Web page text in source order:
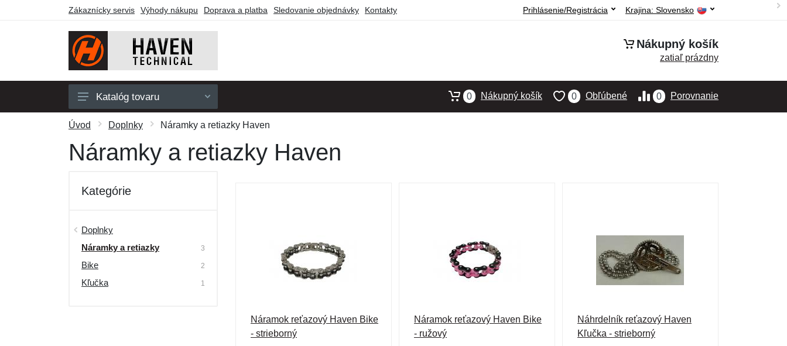
Zákaznícky servis Výhody nákupu Doprava a platba Sledovanie objednávky Kontakty Krajina: Slovensko
Prihlásenie/Registrácia
Nákupný košík
zatiaľ prázdny
Pánske
Dámske
Doplnky
Outdoor
Darčekové poukazy
Výpredaj
Katalóg tovaru 0 Porovnanie
0 Obľúbené
0 Nákupný košík
Úvod Doplnky Náramky a retiazky Haven
Náramky a retiazky Haven
Kategórie
Doplnky
Náramky a retiazky
3
Bike 2
Kľučka 1
Náramok reťazový Haven Bike
- strieborný
Náramok reťazový Haven Bike
- ružový
Náhrdelník reťazový Haven
Kľučka - strieborný